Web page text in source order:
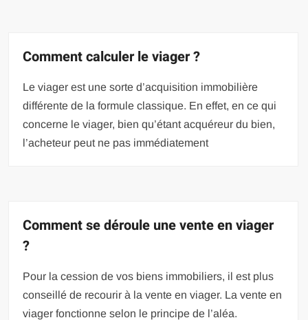
Comment calculer le viager ?
Le viager est une sorte d’acquisition immobilière
différente de la formule classique. En effet, en ce qui
concerne le viager, bien qu’étant acquéreur du bien,
l’acheteur peut ne pas immédiatement
Comment se déroule une vente en viager
?
Pour la cession de vos biens immobiliers, il est plus
conseillé de recourir à la vente en viager. La vente en
viager fonctionne selon le principe de l’aléa.